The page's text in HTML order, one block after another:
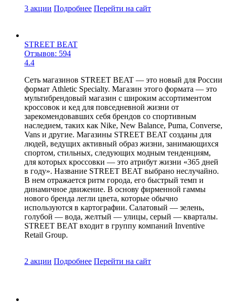
3 акции Подробнее Перейти на сайт
STREET BEAT
Отзывов: 594
4.4
Сеть магазинов STREET BEAT — это новый для России
формат Athletic Specialty. Магазин этого формата — это
мультибрендовый магазин с широким ассортиментом
кроссовок и кед для повседневной жизни от
зарекомендовавших себя брендов со спортивным
наследием, таких как Nike, New Balance, Puma, Converse,
Vans и другие. Магазины STREET BEAT созданы для
людей, ведущих активный образ жизни, занимающихся
спортом, стильных, следующих модным тенденциям,
для которых кроссовки — это атрибут жизни «365 дней
в году». Название STREET BEAT выбрано неслучайно.
В нем отражается ритм города, его быстрый темп и
динамичное движение. В основу фирменной гаммы
нового бренда легли цвета, которые обычно
используются в картографии. Салатовый — зелень,
голубой — вода, желтый — улицы, серый — кварталы.
STREET BEAT входит в группу компаний Inventive
Retail Group.
2 акции Подробнее Перейти на сайт